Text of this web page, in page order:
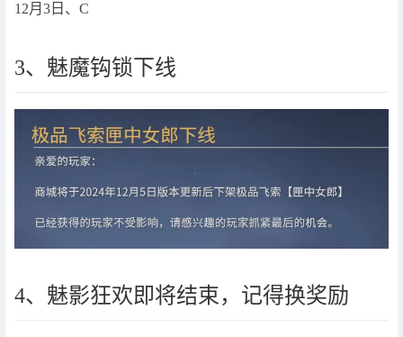
12月3日、C
3、魅魔钩锁下线
4、魅影狂欢即将结束，记得换奖励